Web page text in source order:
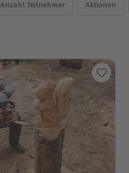
Anzahl Teilnehmer Aktionen